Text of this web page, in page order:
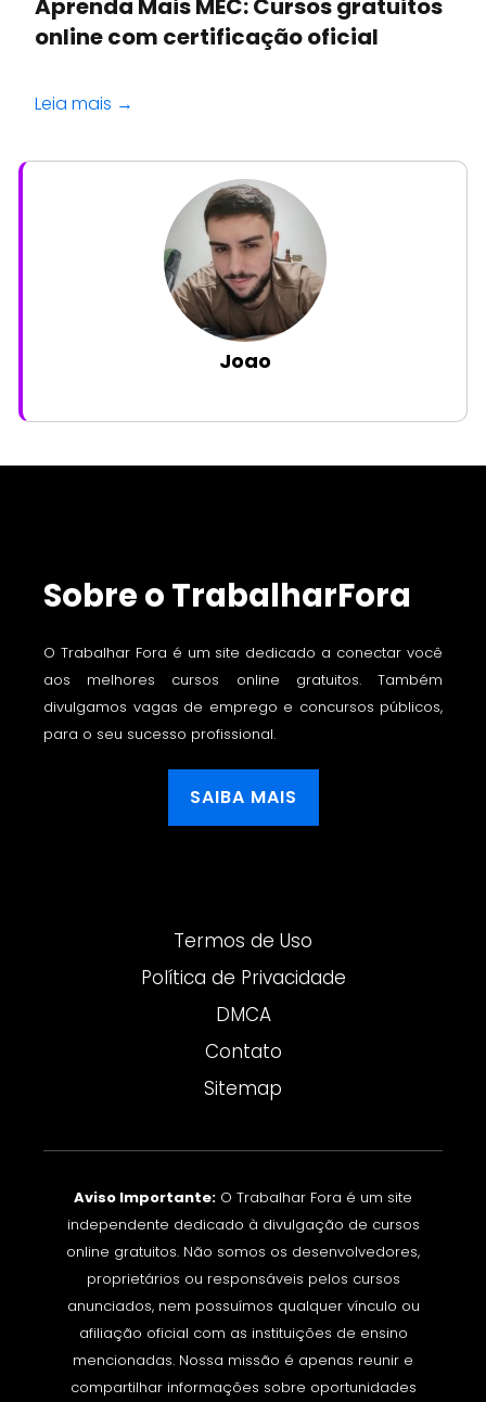
Aprenda Mais MEC: Cursos gratuitos
online com certificação oficial
Leia mais →
Joao
Sobre o TrabalharFora
O Trabalhar Fora é um site dedicado a conectar você
aos melhores cursos online gratuitos. Também
divulgamos vagas de emprego e concursos públicos,
para o seu sucesso profissional.
SAIBA MAIS
Termos de Uso
Política de Privacidade
DMCA
Contato
Sitemap
Aviso Importante: O Trabalhar Fora é um site
independente dedicado à divulgação de cursos
online gratuitos. Não somos os desenvolvedores,
proprietários ou responsáveis pelos cursos
anunciados, nem possuímos qualquer vínculo ou
afiliação oficial com as instituições de ensino
mencionadas. Nossa missão é apenas reunir e
compartilhar informações sobre oportunidades